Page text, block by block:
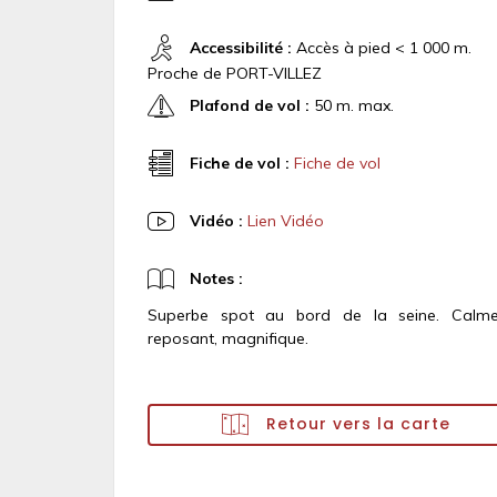
Accessibilité : Accès à pied < 1 000 m.
Proche de PORT-VILLEZ
Plafond de vol : 50 m. max.
Fiche de vol : Fiche de vol
Vidéo : Lien Vidéo
Notes :
Superbe spot au bord de la seine.
reposant, magnifique.
Retour vers la carte